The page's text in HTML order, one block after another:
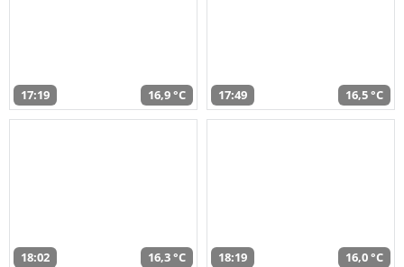
17:19 16,9 °C 17:49 16,5 °C
18:02 16,3 °C 18:19 16,0 °C